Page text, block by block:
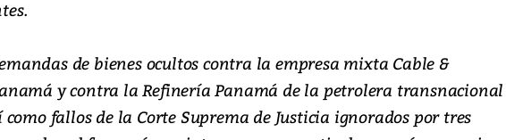
de bienes ocultos contra la empresa mixta Cable &
y contra la Refinería Panamá de la petrolera transnacional
como fallos de la Corte Suprema de Justicia ignorados por tres